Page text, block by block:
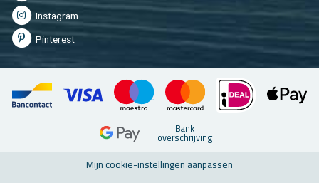
In­st­agram
Pin­te­rest
Bank
over­schrij­ving
Mijn coo­kie-in­stel­lin­gen aan­pas­sen